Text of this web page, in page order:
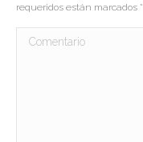
requeridos están marcados *
Comentario